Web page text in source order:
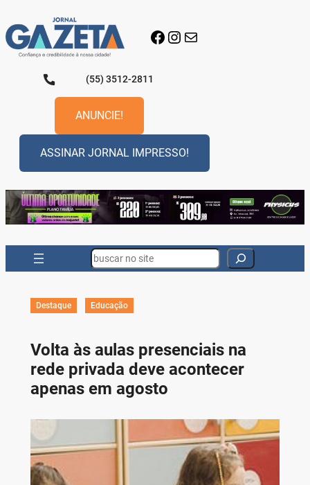
para
o
conteúdo
Facebook
Instagram
E-mail
(55) 3512-2811
ANUNCIE!
ASSINAR JORNAL IMPRESSO!
Search
Destaque Educação
Volta às aulas presenciais na
rede privada deve acontecer
apenas em agosto